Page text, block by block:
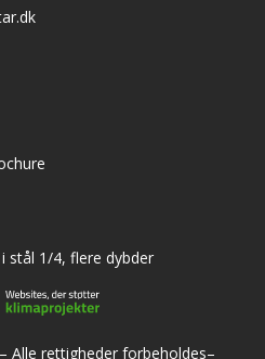
Alle rettigheder forbeholdes–